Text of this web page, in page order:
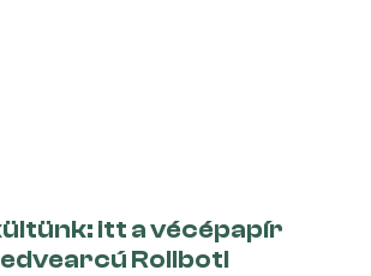
itt a vécépapír
Rollbot!